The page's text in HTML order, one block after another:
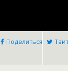
Поделиться